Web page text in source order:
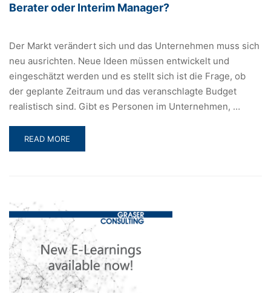
Berater oder Interim Manager?
Der Markt verändert sich und das Unternehmen muss sich
neu ausrichten. Neue Ideen müssen entwickelt und
eingeschätzt werden und es stellt sich ist die Frage, ob
der geplante Zeitraum und das veranschlagte Budget
realistisch sind. Gibt es Personen im Unternehmen, …
READ
MORE
MANAGER?
READ MORE